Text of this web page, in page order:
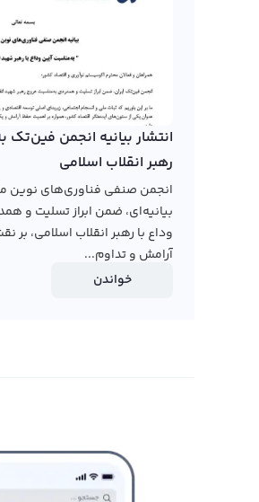
برای خرید و فروش رئال فیور
حرفه‌ای استفاده کنید. در
خود را به صرافی بفروشید یا
انجام می‌شود و شما می‌توانید
رابکس از خرید و فروش بیش از ۱۰۰۰ ارز دیجیتال پشتیبانی می‌کند. برای مشاهده قیمت رمز ارز رئال فیور، به صفحه
رئال فیوربروید.
انتشار بیانیه انجمن فین‌تک
رهبر انقلاب اسلامی
انجمن صنفی فناوری‌های نوین
بیانیه‌ای، ضمن ابراز تسلیت و
وداع با رهبر انقلاب اسلامی،
آرامش و تداوم...
خواندن